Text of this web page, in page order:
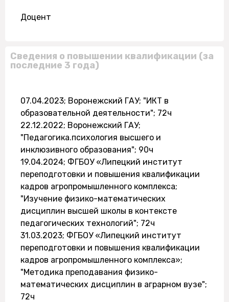
Доцент
Сведения о повышении квалификации (за
последние 3 года)
07.04.2023; Воронежский ГАУ; "ИКТ в
образовательной деятельности"; 72ч
22.12.2022; Воронежский ГАУ;
"Педагогика.психология высшего и
инклюзивного образования"; 90ч
19.04.2024; ФГБОУ «Липецкий институт
переподготовки и повышения квалификации
кадров агропромышленного комплекса;
"Изучение физико-математических
дисциплин высшей школы в контексте
педагогических технологий"; 72ч
31.03.2023; ФГБОУ «Липецкий институт
переподготовки и повышения квалификации
кадров агропромышленного комплекса»;
"Методика преподавания физико-
математических дисциплин в аграрном вузе";
72ч